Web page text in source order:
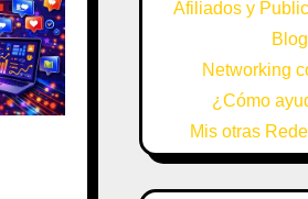
Afiliados y
Blog
Networking
¿Cómo
Mis otras